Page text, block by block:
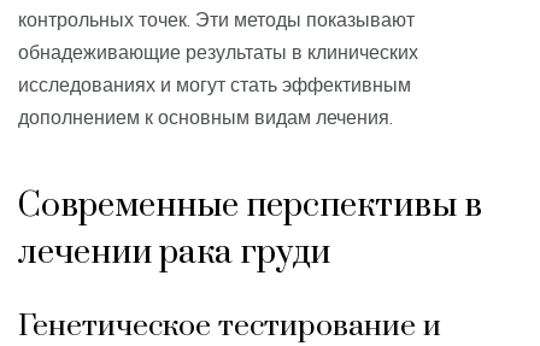
контрольных точек. Эти методы показывают
обнадеживающие результаты в клинических
исследованиях и могут стать эффективным
дополнением к основным видам лечения.
Современные перспективы в
лечении рака груди
Генетическое тестирование и